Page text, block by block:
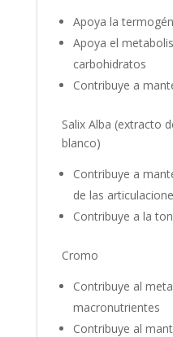
Apoya la
Apoya el
carbohidratos
Contribuye a
Salix Alba (extracto
blanco)
Contribuye a
de las
Contribuye a la
Cromo
Contribuye al
macronutrientes
Contribuye al